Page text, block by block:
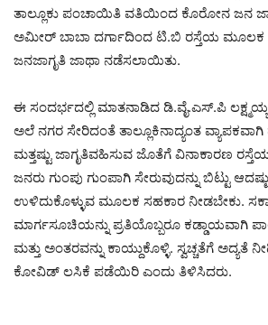
ತಾಲ್ಲೂಕು ಪಂಚಾಯಿತಿ ವತಿಯಿಂದ ಕೊರೋನ ಜನ
ಅಮೀರ್ ಬಾಬಾ ದರ್ಗಾದಿಂದ ಟಿ.ಬಿ ರಸ್ತೆಯ ಮೂಲಕ
ಜನಜಾಗೃತಿ ಜಾಥಾ ನಡೆಸಲಾಯಿತು.
ಈ ಸಂದರ್ಭದಲ್ಲಿ ಮಾತನಾಡಿದ ಡಿ.ವೈ.ಎಸ್.ಪಿ
ಅಲೆ ನಗರ ಸೇರಿದಂತೆ ತಾಲ್ಲೂಕಿನಾದ್ಯಂತ ವ್ಯಾಪಕವಾಗಿ
ಮತ್ತಷ್ಟು ಜಾಗೃತಿವಹಿಸುವ ಜೊತೆಗೆ ವಿನಾಕಾರಣ
ಜನರು ಗುಂಪು ಗುಂಪಾಗಿ ಸೇರುವುದನ್ನು ಬಿಟ್ಟು
ಉಳಿದುಕೊಳ್ಳುವ ಮೂಲಕ ಸಹಕಾರ ನೀಡಬೇಕು.
ಮಾರ್ಗಸೂಚಿಯನ್ನು ಪ್ರತಿಯೊಬ್ಬರೂ ಕಡ್ಡಾಯವಾಗಿ
ಮತ್ತು ಅಂತರವನ್ನು ಕಾಯ್ದುಕೊಳ್ಳಿ. ಸ್ವಚ್ಚತೆಗೆ ಅದ್ಯತೆ
ಕೋವಿಡ್ ಲಸಿಕೆ ಪಡೆಯಿರಿ ಎಂದು ತಿಳಿಸಿದರು.